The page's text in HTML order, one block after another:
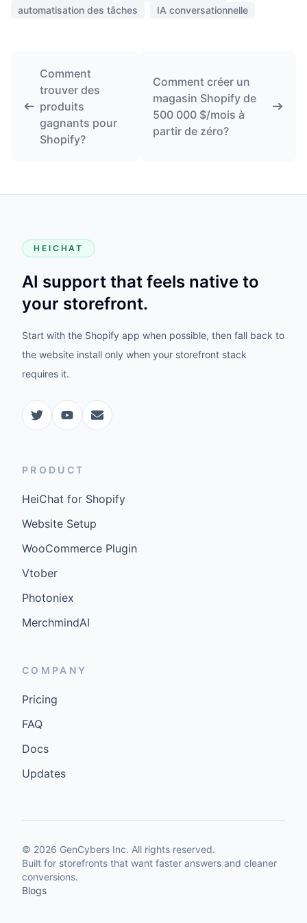
automatisation des tâches
IA conversationnelle
Comment
trouver des
produits
gagnants pour
Shopify?
Comment créer un
magasin Shopify de
500 000 $/mois à
partir de zéro?
HEICHAT
AI support that feels native to
your storefront.
Start with the Shopify app when possible, then fall back to
the website install only when your storefront stack
requires it.
PRODUCT
HeiChat for Shopify
Website Setup
WooCommerce Plugin
Vtober
Photoniex
MerchmindAI
COMPANY
Pricing
FAQ
Docs
Updates
© 2026 GenCybers Inc. All rights reserved.
Built for storefronts that want faster answers and cleaner
conversions.
Blogs